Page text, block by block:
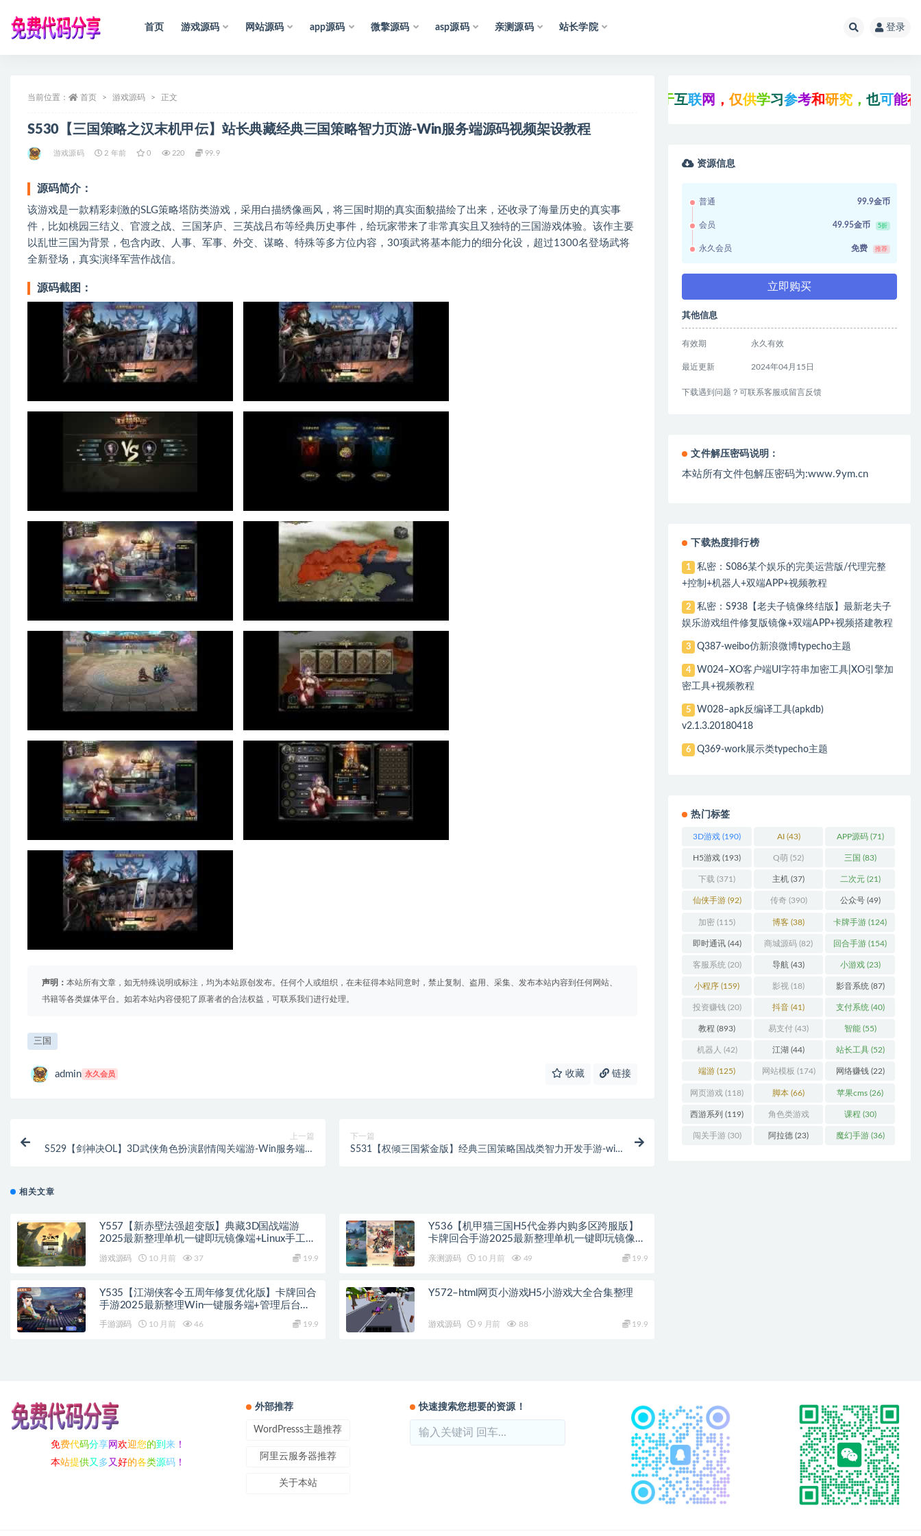
首页 游戏源码 网站源码 app源码 微擎源码 asp源码 亲测源码 站长学院 登录
当前位置： 首页 游戏源码 正文
S530【三国策略之汉末机甲伝】站长典藏经典三国策略智力页游-Win服务端源码视频架设教程
游戏源码 2 年前 0 220 99.9
源码简介：
该游戏是一款精彩刺激的SLG策略塔防类游戏，采用白描绣像画风，将三国时期的真实面貌描绘了出来，还收录了海量历史的真实事
件，比如桃园三结义、官渡之战、三国茅庐、三英战吕布等经典历史事件，给玩家带来了非常真实且又独特的三国游戏体验。该作主要
以乱世三国为背景，包含内政、人事、军事、外交、谋略、特殊等多方位内容，30项武将基本能力的细分化设，超过1300名登场武将
全新登场，真实演绎军营作战信。
源码截图：
声明： 本站所有文章，如无特殊说明或标注，均为本站原创发布。任何个人或组织，在未征得本站同意时，禁止复制、盗用、采集、发布本站内容到任何网站、
书籍等各类媒体平台。如若本站内容侵犯了原著者的合法权益，可联系我们进行处理。
三国
admin 永久会员 收藏 链接
上一篇
S529【剑神决OL】3D武侠角色扮演剧情闯关端游-Win服务端源
下一篇
S531【权倾三国紫金版】经典三国策略国战类智力开发手游-win
相关文章
Y557【新赤壁法强超变版】典藏3D国战端游
2025最新整理单机一键即玩镜像端+Linux手工服
游戏源码 10 月前 37 19.9
Y536【机甲猫三国H5代金券内购多区跨服版】
卡牌回合手游2025最新整理单机一键即玩镜像端
+Linux手工服务端+管理后台+运维后台+教程
亲测源码 10 月前 49 19.9
Y535【江湖侠客令五周年修复优化版】卡牌回合
手游2025最新整理Win一键服务端+管理后台
手游源码 10 月前 46 19.9
Y572–html网页小游戏H5小游戏大全合集整理
游戏源码 9 月前 88 19.9
联网，仅供 学习参考和研究，也可 能存 在未
资源信息
普通 99.9金币
会员 49.95金币 5折
永久会员 免费 推荐
立即购买
其他信息
有效期 永久有效
最近更新 2024年04月15日
下载遇到问题？可联系客服或留言反馈
文件解压密码说明：
本站所有文件包解压密码为:www.9ym.cn
下载热度排行榜
1
私密：S086某个娱乐的完美运营版/代理完整
+控制+机器人+双端APP+视频教程
2
私密：S938【老夫子镜像终结版】最新老夫子
娱乐游戏组件修复版镜像+双端APP+视频搭建教程
3 Q387-weibo仿新浪微博typecho主题
4
W024–XO客户端UI字符串加密工具|XO引擎加
密工具+视频教程
5
W028–apk反编译工具(apkdb)
v2.1.3.20180418
6 Q369-work展示类typecho主题
热门标签
3D游戏 (190) AI(43) APP源码(71)
H5游戏 (193) Q萌 (52) 三国 (83)
下载 (371) 主机 (37) 二次元(21)
仙侠手游(92) 传奇(390) 公众号(49)
加密 (115) 博客 (38) 卡牌手游 (124)
即时通讯(44) 商城源码 (82) 回合手游 (154)
客服系统 (20) 导航 (43) 小游戏(23)
小程序 (159) 影视 (18) 影音系统 (87)
投资赚钱 (20) 抖音 (41) 支付系统 (40)
教程 (893) 易支付 (43) 智能(55)
机器人 (42) 江湖 (44) 站长工具(52)
端游 (125) 网站模板 (174) 网络赚钱(22)
网页游戏 (118) 脚本 (66) 苹果cms (26)
西游系列 (119) 角色类游戏
(306)
课程 (30)
闯关手游(30) 阿拉德 (23) 魔幻手游(36)
免费代码分享网 欢迎您的到 来！
本站提供又 多 又好的各类源码！
外部推荐
WordPresss主题推荐
阿里云服务器推荐
关于本站
快速搜索您想要的资源！